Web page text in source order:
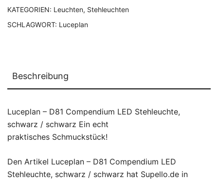
KATEGORIEN: Leuchten, Stehleuchten
SCHLAGWORT: Luceplan
Beschreibung
Luceplan – D81 Compendium LED Stehleuchte,
schwarz / schwarz Ein echt
praktisches Schmuckstück!
Den Artikel Luceplan – D81 Compendium LED
Stehleuchte, schwarz / schwarz hat Supello.de in